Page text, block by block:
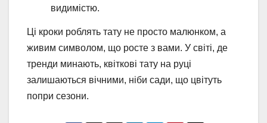
видимістю.
Ці кроки роблять тату не просто малюнком, а
живим символом, що росте з вами. У світі, де
тренди минають, квіткові тату на руці
залишаються вічними, ніби сади, що цвітуть
попри сезони.